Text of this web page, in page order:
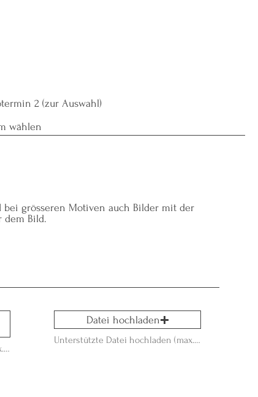
2 (zur Auswahl)
grösseren Motiven auch Bilder mit der
dem Bild.
Unterstützte Datei hochladen (max. 15MB)
Datei hochladen
Unterstützte Datei hochladen (max. 15MB)